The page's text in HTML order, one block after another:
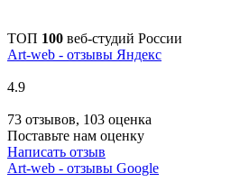
ТОП 100 веб-студий России
Art-web - отзывы Яндекс
4.9
73 отзывов, 103 оценка
Поставьте нам оценку
Написать отзыв
Art-web - отзывы Google